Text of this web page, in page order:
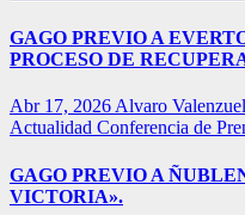
GAGO PREVIO A
PROCESO DE
Abr 17, 2026 Alvaro
Actualidad Conferencia de
GAGO PREVIO A
VICTORIA».